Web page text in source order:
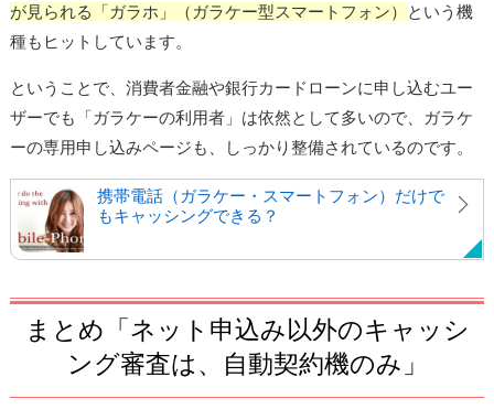
が見られる「ガラホ」（ガラケー型スマートフォン）
という機
種もヒットしています。
ということで、消費者金融や銀行カードローンに申し込むユー
ザーでも「ガラケーの利用者」は依然として多いので、ガラケ
ーの専用申し込みページも、しっかり整備されているのです。
携帯電話（ガラケー・スマートフォン）だけで
もキャッシングできる？
まとめ「ネット申込み以外のキャッシ
ング審査は、自動契約機のみ」